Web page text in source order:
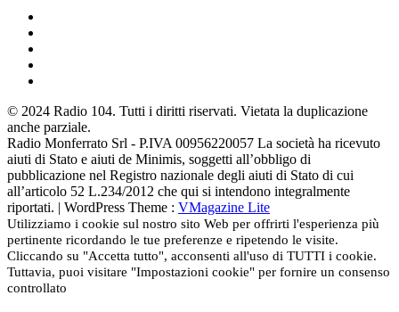
© 2024 Radio 104. Tutti i diritti riservati. Vietata la duplicazione
anche parziale.
Radio Monferrato Srl - P.IVA 00956220057 La società ha ricevuto
aiuti di Stato e aiuti de Minimis, soggetti all’obbligo di
pubblicazione nel Registro nazionale degli aiuti di Stato di cui
all’articolo 52 L.234/2012 che qui si intendono integralmente
riportati. | WordPress Theme : VMagazine Lite
Utilizziamo i cookie sul nostro sito Web per offrirti l'esperienza più
pertinente ricordando le tue preferenze e ripetendo le visite.
Cliccando su "Accetta tutto", acconsenti all'uso di TUTTI i cookie.
Tuttavia, puoi visitare "Impostazioni cookie" per fornire un consenso
controllato